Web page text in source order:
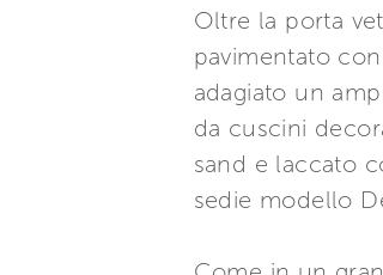
Oltre la porta
pavimentato
adagiato un
da cuscini
sand e laccato
sedie modello